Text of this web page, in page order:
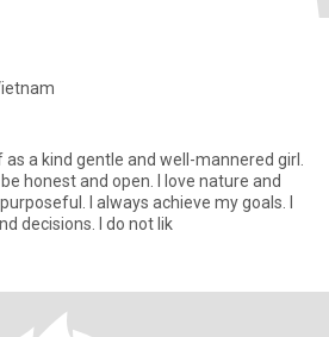
a kind gentle and well-mannered girl.
honest and open. I love nature and
I always achieve my goals. I
decisions. I do not lik